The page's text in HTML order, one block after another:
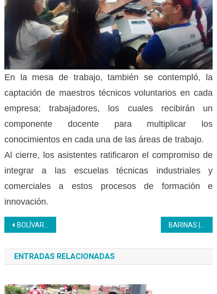
En la mesa de trabajo, también se contempló, la
captación de maestros técnicos voluntarios en cada
empresa; trabajadores, los cuales recibirán un
componente docente para multiplicar los
conocimientos en cada una de las áreas de trabajo.
Al cierre, los asistentes ratificaron el compromiso de
integrar a las escuelas técnicas industriales y
comerciales a estos procesos de formación e
innovación.
Navegación
de
entradas
BOLÍVAR | Inces realizó jornada de formación comunal en base de misiones
ENTRADAS RELACIONADAS